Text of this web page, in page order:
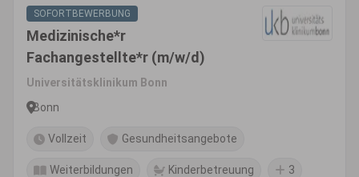
SOFORTBEWERBUNG
Medizinische*r
Fachangestellte*r (m/w/d)
Universitätsklinikum Bonn
Bonn
Vollzeit Gesundheitsangebote
Weiterbildungen Kinderbetreuung 3